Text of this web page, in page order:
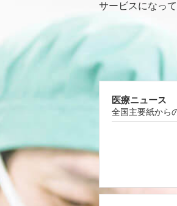
サービスになって
医療ニュース
全国主要紙から